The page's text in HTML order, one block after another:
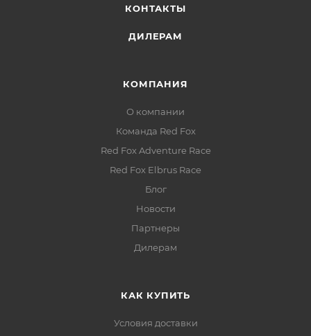
КОНТАКТЫ
ДИЛЕРАМ
КОМПАНИЯ
О компании
Команда Red Fox
Red Fox Adventure Race
Red Fox Elbrus Race
Блог
Новости
Партнеры
Дилерам
КАК КУПИТЬ
Условия доставки